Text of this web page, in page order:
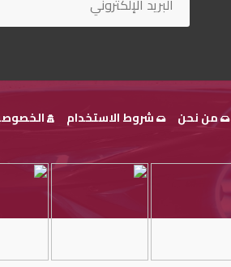
من نحن شروط الاستخدام